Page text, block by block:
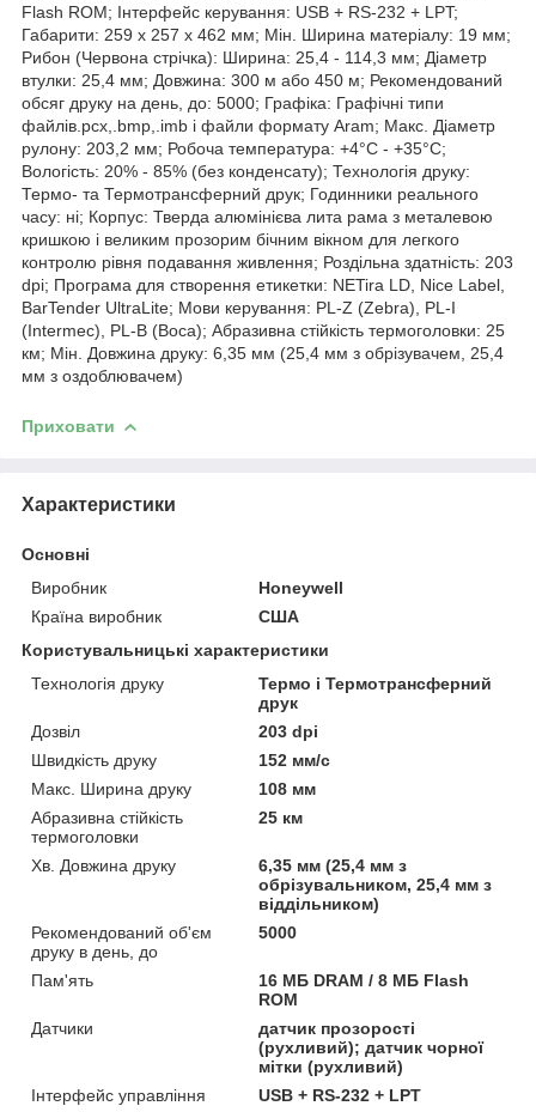
Flash ROM; Інтерфейс керування: USB + RS-232 + LPT;
Габарити: 259 х 257 х 462 мм; Мін. Ширина матеріалу: 19 мм;
Рибон (Червона стрічка): Ширина: 25,4 - 114,3 мм; Діаметр
втулки: 25,4 мм; Довжина: 300 м або 450 м; Рекомендований
обсяг друку на день, до: 5000; Графіка: Графічні типи
файлів.pcx,.bmp,.imb і файли формату Aram; Макс. Діаметр
рулону: 203,2 мм; Робоча температура: +4°C - +35°C;
Вологість: 20% - 85% (без конденсату); Технологія друку:
Термо- та Термотрансферний друк; Годинники реального
часу: ні; Корпус: Тверда алюмінієва лита рама з металевою
кришкою і великим прозорим бічним вікном для легкого
контролю рівня подавання живлення; Роздільна здатність: 203
dpi; Програма для створення етикетки: NETira LD, Nice Label,
BarTender UltraLite; Мови керування: PL-Z (Zebra), PL-I
(Intermec), PL-B (Boca); Абразивна стійкість термоголовки: 25
км; Мін. Довжина друку: 6,35 мм (25,4 мм з обрізувачем, 25,4
мм з оздоблювачем)
Приховати
Характеристики
Основні
Виробник
Honeywell
Країна виробник
США
Користувальницькі характеристики
Технологія друку
Термо і Термотрансферний
друк
Дозвіл
203 dpi
Швидкість друку
152 мм/с
Макс. Ширина друку
108 мм
Абразивна стійкість
термоголовки
25 км
Хв. Довжина друку
6,35 мм (25,4 мм з
обрізувальником, 25,4 мм з
віддільником)
Рекомендований об'єм
друку в день, до
5000
Пам'ять
16 МБ DRAM / 8 МБ Flash
ROM
Датчики
датчик прозорості
(рухливий); датчик чорної
мітки (рухливий)
Інтерфейс управління
USB + RS-232 + LPT